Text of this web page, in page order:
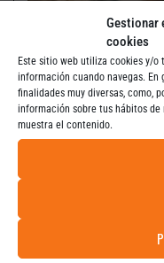
Gestionar
cookies
Este sitio web utiliza cookies y/o
información cuando navegas. En
finalidades muy diversas, como,
información sobre tus hábitos de
muestra el contenido.
Qué tener en cuenta